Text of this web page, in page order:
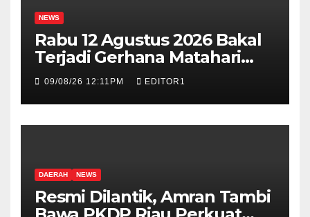
NEWS
Rabu 12 Agustus 2026 Bakal
Terjadi Gerhana Matahari
Total, Ini Wilayah yang
Dilintasi
09/08/26 12:11PM EDITOR1
DAERAH NEWS
Resmi Dilantik, Amran Tambi